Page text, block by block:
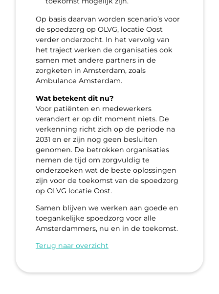
Op basis daarvan worden scenario’s voor
de spoedzorg op OLVG, locatie Oost
verder onderzocht. In het vervolg van
het traject werken de organisaties ook
samen met andere partners in de
zorgketen in Amsterdam, zoals
Ambulance Amsterdam.
Wat betekent dit nu?
Voor patiënten en medewerkers
verandert er op dit moment niets. De
verkenning richt zich op de periode na
2031 en er zijn nog geen besluiten
genomen. De betrokken organisaties
nemen de tijd om zorgvuldig te
onderzoeken wat de beste oplossingen
zijn voor de toekomst van de spoedzorg
op OLVG locatie Oost.
Samen blijven we werken aan goede en
toegankelijke spoedzorg voor alle
Amsterdammers, nu en in de toekomst.
Terug naar overzicht